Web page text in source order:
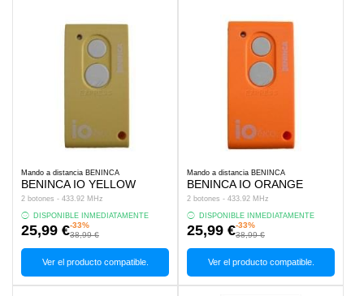
Mando a distancia BENINCA
BENINCA IO YELLOW
2 botones - 433.92 MHz
DISPONIBLE INMEDIATAMENTE
25,99 €-33%
38,99 €
Ver el producto compatible.
Mando a distancia BENINCA
BENINCA IO ORANGE
2 botones - 433.92 MHz
DISPONIBLE INMEDIATAMENTE
25,99 €-33%
38,99 €
Ver el producto compatible.